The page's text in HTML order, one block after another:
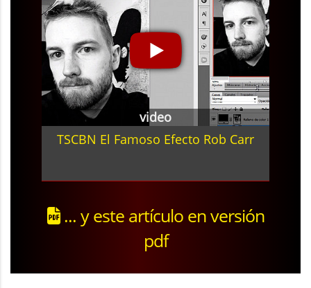
video
TSCBN El Famoso Efecto Rob Carr
... y este artículo en versión
pdf